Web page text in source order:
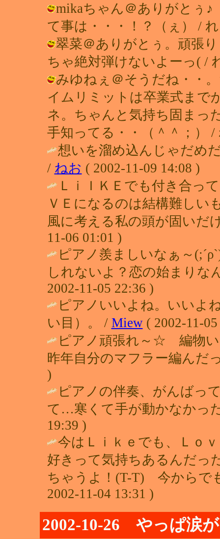
mikaちゃん＠ありがと
て事は・・・！？（ぇ） /
翠菜＠ありがとぅ。頑張
ちゃ絶対弾けないよーっ( /
みゆねぇ＠そうだね・・
イムリミットは卒業式まで
ネ。ちゃんと気持ち固まっ
手知ってる・・（＾＾；） /
想いを溜め込んじゃだめ
/ ねお ( 2002-11-09 14:08 )
ＬｉＩＫＥでも付き合っ
ＶＥになるのは結構難しい
風に考える私の頭が固いだ
11-06 01:01 )
ピアノ羨ましいなぁ～
しれないよ？恋の始まりな
2002-11-05 22:36 )
ピアノいいよね。いいよ
い目）。 / Miew( 2002-11-05
ピアノ頑張れ～☆ 編物
昨年自分のマフラー編んだ
)
ピアノの伴奏、がんばっ
て…寒くて手が動かなかっ
19:39 )
今はＬｉｋｅでも、Ｌｏ
好きって気持ちあるんだっ
ちゃうよ！(T-T) 今からで
2002-11-04 13:31 )
2002-10-26 やっぱ涙